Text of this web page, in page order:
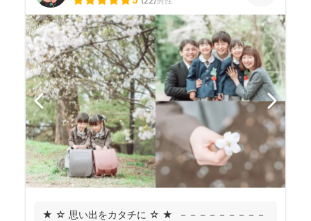
★ ☆ 思い出をカタチに ☆ ★ －－－－－－－－－